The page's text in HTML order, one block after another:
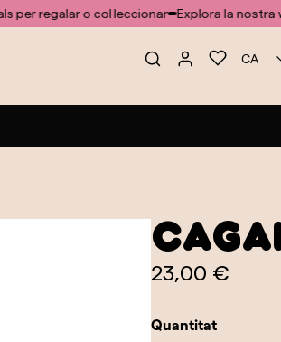
o col·leccionar Explora la nostra web
CA
23,00 €
Quantitat